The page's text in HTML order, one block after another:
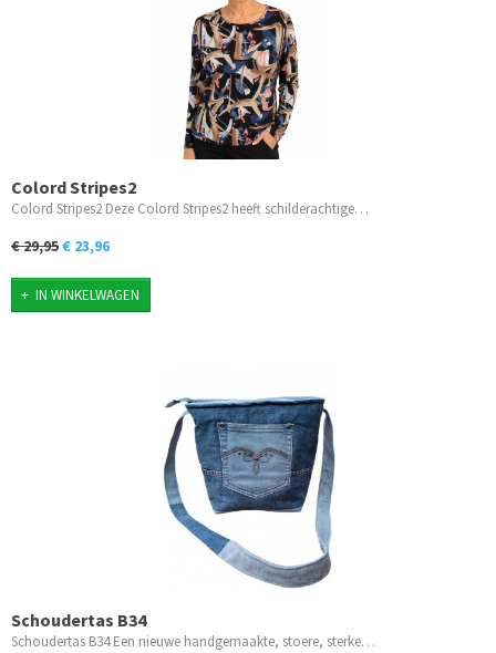
Colord Stripes2
Colord Stripes2 Deze Colord Stripes2 heeft schilderachtige…
€ 29,95€ 23,96
IN WINKELWAGEN
Schoudertas B34
Schoudertas B34 Een nieuwe handgemaakte, stoere, sterke…